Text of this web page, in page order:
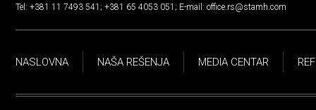
Tel: +381 11 7493 541 ; +381 65 4053 051 ; E-mail: office.rs@stamh.com
NASLOVNA NAŠA REŠENJA MEDIA CENTAR